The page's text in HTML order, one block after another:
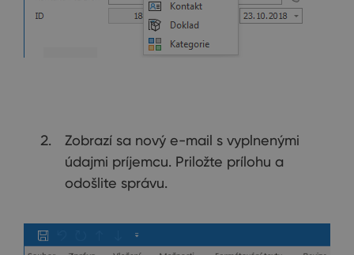
Zobrazí sa nový e-mail s vyplnenými
údajmi príjemcu. Priložte prílohu a
odošlite správu.